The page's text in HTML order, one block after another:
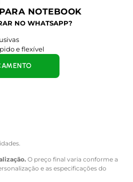
NOTEBOOK
NO WHATSAPP?
e flexível
O preço final varia conforme a
e as especificações do